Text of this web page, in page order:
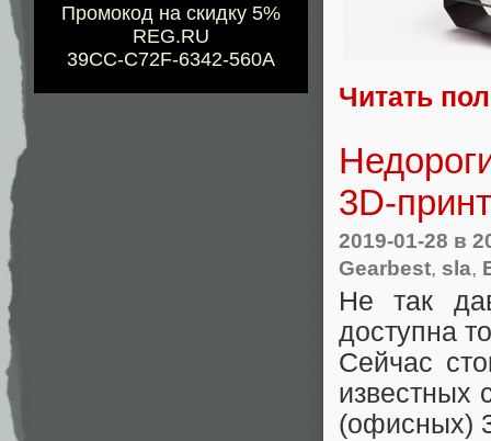
Промокод на скидку 5%
REG.RU
39CC-C72F-6342-560A
Читать
3D-
2019-01-28 в
Gearbest, sla,
Не так
доступна
Сейчас
известных
(офисных)